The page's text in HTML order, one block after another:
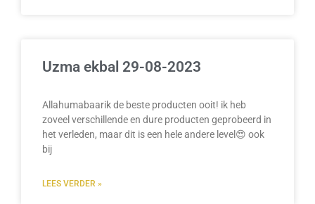
Uzma ekbal 29-08-2023
Allahumabaarik de beste producten ooit! ik heb
zoveel verschillende en dure producten geprobeerd in
het verleden, maar dit is een hele andere level😍 ook
bij
LEES VERDER »